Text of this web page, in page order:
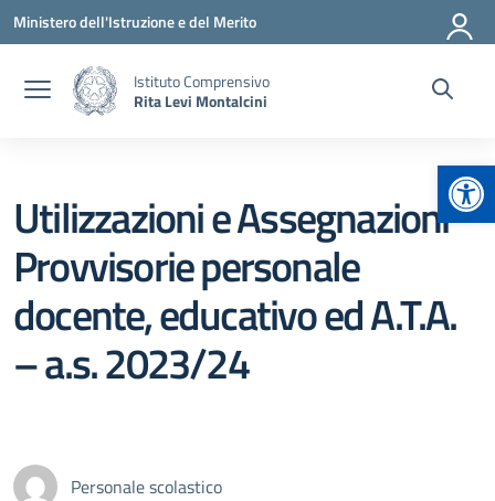
Vai ai contenuti
Vai al menu di navigazione
Vai al footer
Ministero dell'Istruzione e del Merito
Istituto Comprensivo
Rita Levi Montalcini
Utilizzazioni e Assegnazioni
Provvisorie personale
docente, educativo ed A.T.A.
– a.s. 2023/24
Personale scolastico